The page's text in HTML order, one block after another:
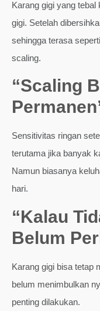
Karang gigi yang
gigi. Setelah
sehingga terasa
scaling.
“Scaling
Sensitivitas ringan
terutama jika banyak
Namun biasanya
hari.
“Kalau
Belum
Karang gigi bisa tetap
belum menimbulkan
penting dilakukan.